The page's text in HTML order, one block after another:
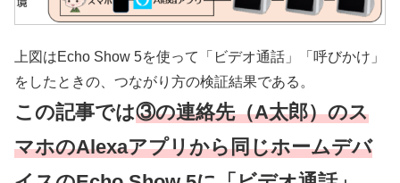
上図はEcho Show 5を使って「ビデオ通話」「呼びかけ」
をしたときの、つながり方の検証結果である。
この記事では③の連絡先（A太郎）のス
マホのAlexaアプリから同じホームデバ